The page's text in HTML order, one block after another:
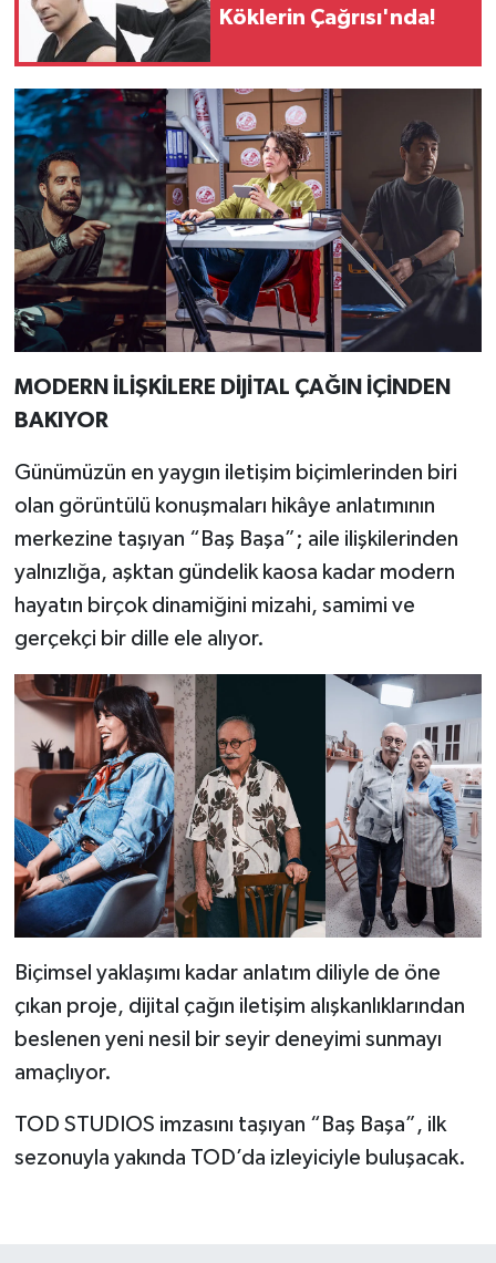
Köklerin Çağrısı'nda!
MODERN İLİŞKİLERE DİJİTAL ÇAĞIN İÇİNDEN
BAKIYOR
Günümüzün en yaygın iletişim biçimlerinden biri
olan görüntülü konuşmaları hikâye anlatımının
merkezine taşıyan “Baş Başa”; aile ilişkilerinden
yalnızlığa, aşktan gündelik kaosa kadar modern
hayatın birçok dinamiğini mizahi, samimi ve
gerçekçi bir dille ele alıyor.
Biçimsel yaklaşımı kadar anlatım diliyle de öne
çıkan proje, dijital çağın iletişim alışkanlıklarından
beslenen yeni nesil bir seyir deneyimi sunmayı
amaçlıyor.
TOD STUDIOS imzasını taşıyan “Baş Başa”, ilk
sezonuyla yakında TOD’da izleyiciyle buluşacak.